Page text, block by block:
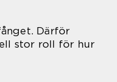
Därför
stor roll för hur